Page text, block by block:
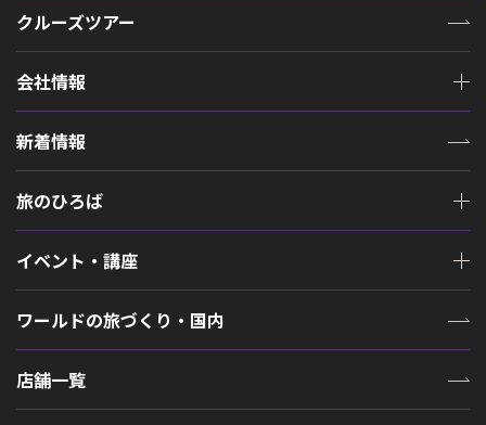
クルーズツアー
会社情報
新着情報
旅のひろば
イベント・講座
ワールドの旅づくり・国内
店舗一覧